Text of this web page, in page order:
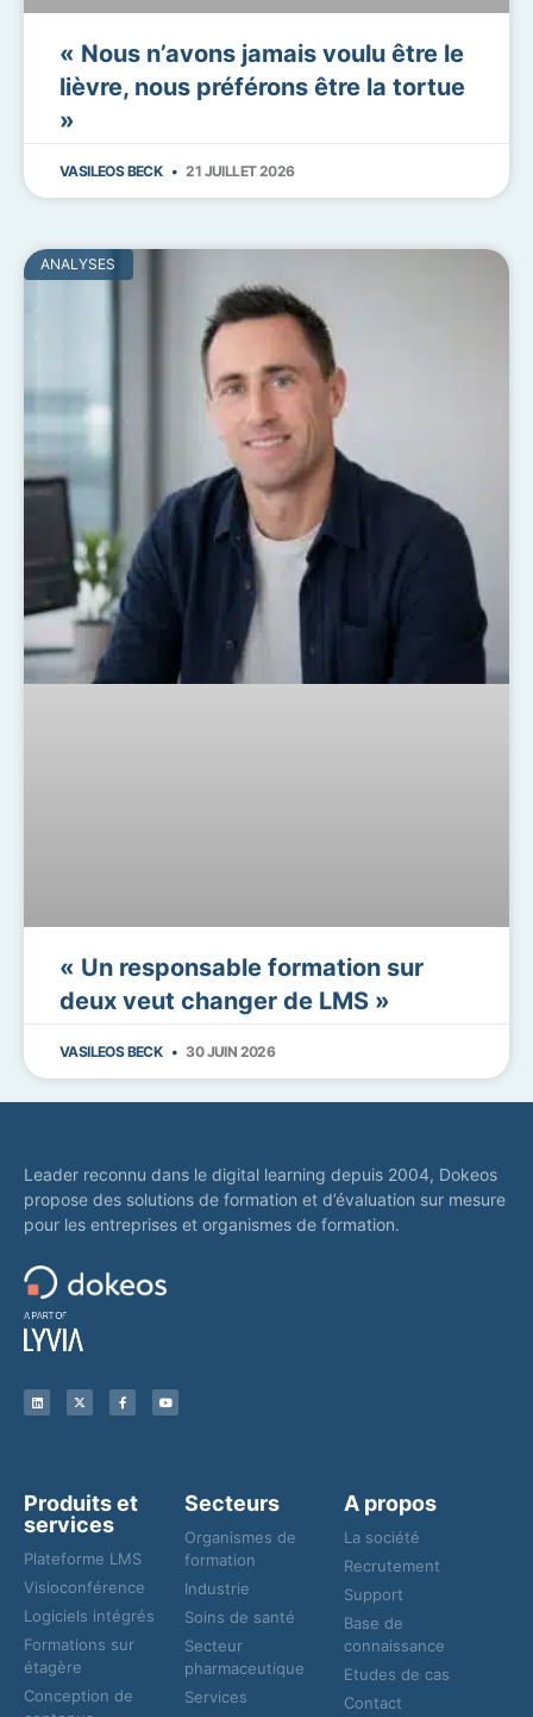
« Nous n’avons jamais voulu être le
lièvre, nous préférons être la tortue
»
VASILEOS BECK 21 JUILLET 2026
ANALYSES
« Un responsable formation sur
deux veut changer de LMS »
VASILEOS BECK 30 JUIN 2026
Leader reconnu dans le digital learning depuis 2004, Dokeos
propose des solutions de formation et d’évaluation sur mesure
pour les entreprises et organismes de formation.
Produits et
services
Plateforme LMS
Visioconférence
Logiciels intégrés
Formations sur
étagère
Conception de
Secteurs
Organismes de
formation
Industrie
Soins de santé
Secteur
pharmaceutique
Services
A propos
La société
Recrutement
Support
Base de
connaissance
Etudes de cas
Contact